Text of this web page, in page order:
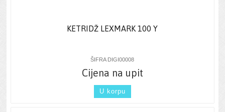
KETRIDŽ LEXMARK 100 Y
ŠIFRA DIGI00008
Cijena na upit
U korpu